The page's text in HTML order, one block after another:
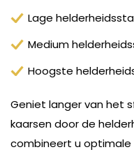
Lage
Medium
Hoogste
Geniet langer van het
kaarsen door de
combineert u